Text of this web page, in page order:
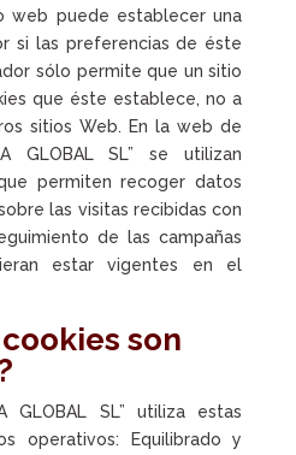
web puede establecer una
si las preferencias de éste
sólo permite que un sitio
que éste establece, no a
sitios Web. En la web de
GLOBAL SL” se utilizan
permiten recoger datos
las visitas recibidas con
de las campañas
estar vigentes en el
son
GLOBAL SL” utiliza estas
operativos: Equilibrado y